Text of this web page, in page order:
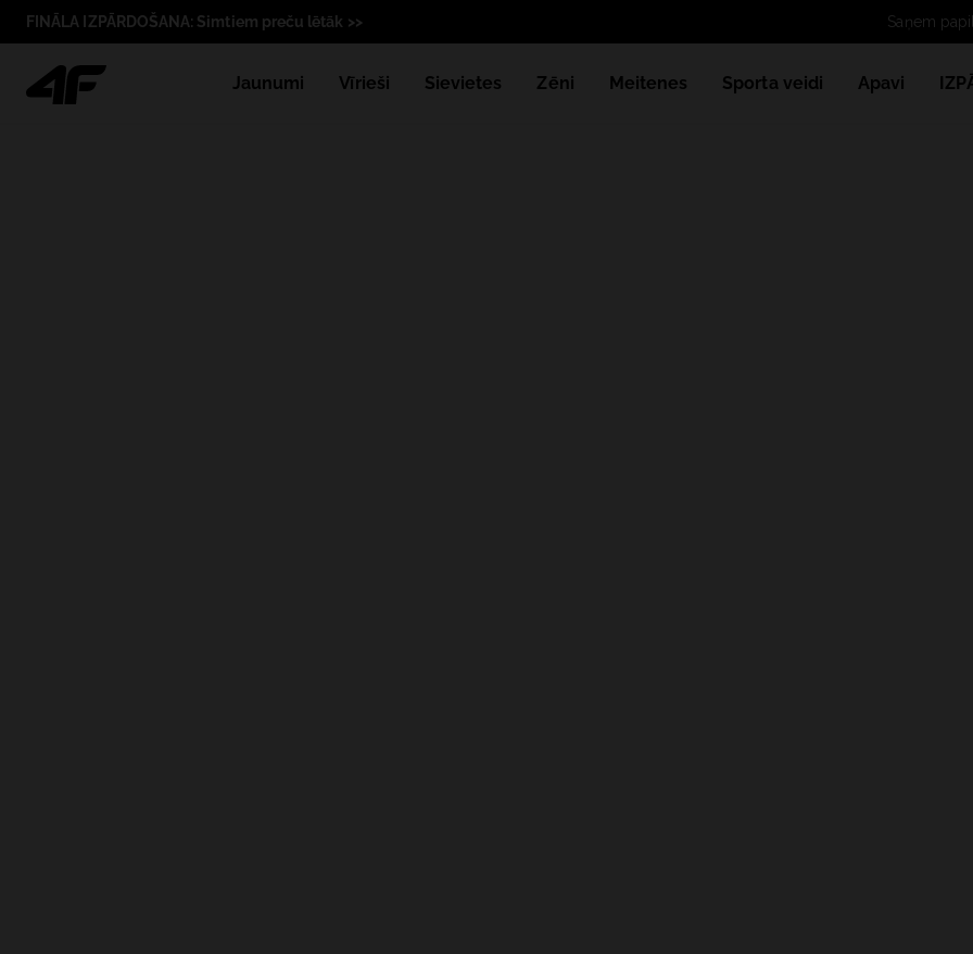
FINĀLA IZPĀRDOŠANA: Simtiem preču lētāk >> Saņem
Jaunumi Vīrieši Sievietes Zēni Meitenes Sporta veidi Apavi